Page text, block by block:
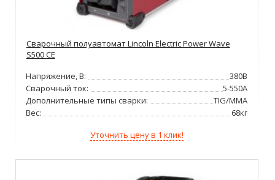
Сварочный полуавтомат Lincoln Electric Power Wave
S500 CE
Напряжение, В:
380В
Сварочный ток:
5-550А
Дополнительные типы сварки:
TIG/MMA
Вес:
68кг
Уточнить цену в 1 клик!